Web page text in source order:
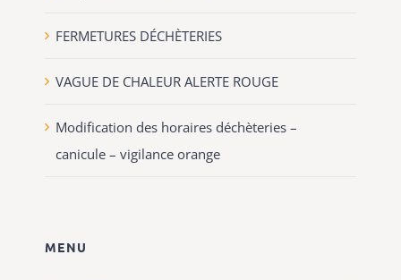
FERMETURES DÉCHÈTERIES
VAGUE DE CHALEUR ALERTE ROUGE
Modification des horaires déchèteries –
canicule – vigilance orange
MENU